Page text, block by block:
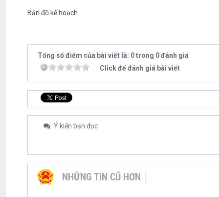
Bản đồ kế hoạch
Tổng số điểm của bài viết là: 0 trong 0 đánh giá
Click để đánh giá bài viết
Ý kiến bạn đọc
NHỮNG TIN CŨ HƠN